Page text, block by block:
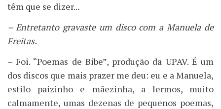
têm que se dizer...
– Entretanto gravaste um disco com a Manuela de
Freitas.
– Foi. “Poemas de Bibe”, produção da UPAV. É um
dos discos que mais prazer me deu: eu e a Manuela,
estilo paizinho e mãezinha, a lermos, muito
calmamente, umas dezenas de pequenos poemas,